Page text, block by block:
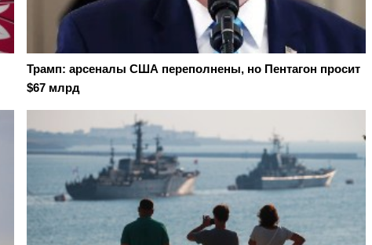
Трамп: арсеналы США переполнены, но Пентагон просит
$67 млрд